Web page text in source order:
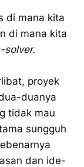
di mana kita
di mana kita
solver.
proyek
duanya
tidak mau
sungguh
dan ide-